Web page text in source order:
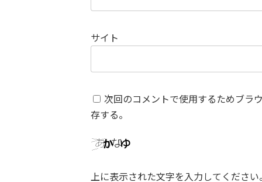
サイト
次回のコメントで使用するためブラ
存する。
上に表示された文字を入力してください